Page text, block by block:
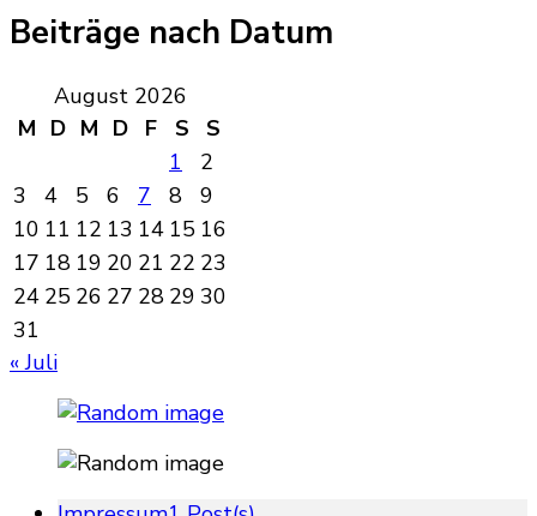
Beiträge nach Datum
August 2026
M D M D F S
S
1
2
3
4 5 6 7 8
9
10 11 12 13 14 15 16
17 18 19 20 21 22 23
24 25 26 27 28 29 30
31
« Juli